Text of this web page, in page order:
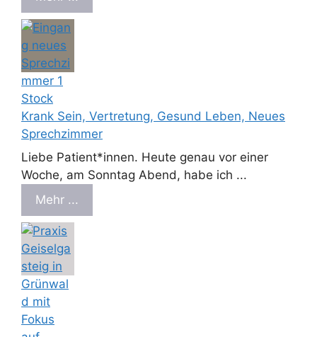
Krank Sein, Vertretung, Gesund Leben, Neues
Sprechzimmer
Liebe Patient*innen. Heute genau vor einer
Woche, am Sonntag Abend, habe ich ...
Mehr ...